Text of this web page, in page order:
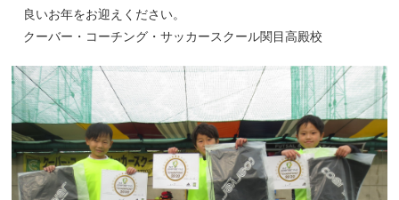
良いお年をお迎えください。
クーバー・コーチング・サッカースクール関目高殿校